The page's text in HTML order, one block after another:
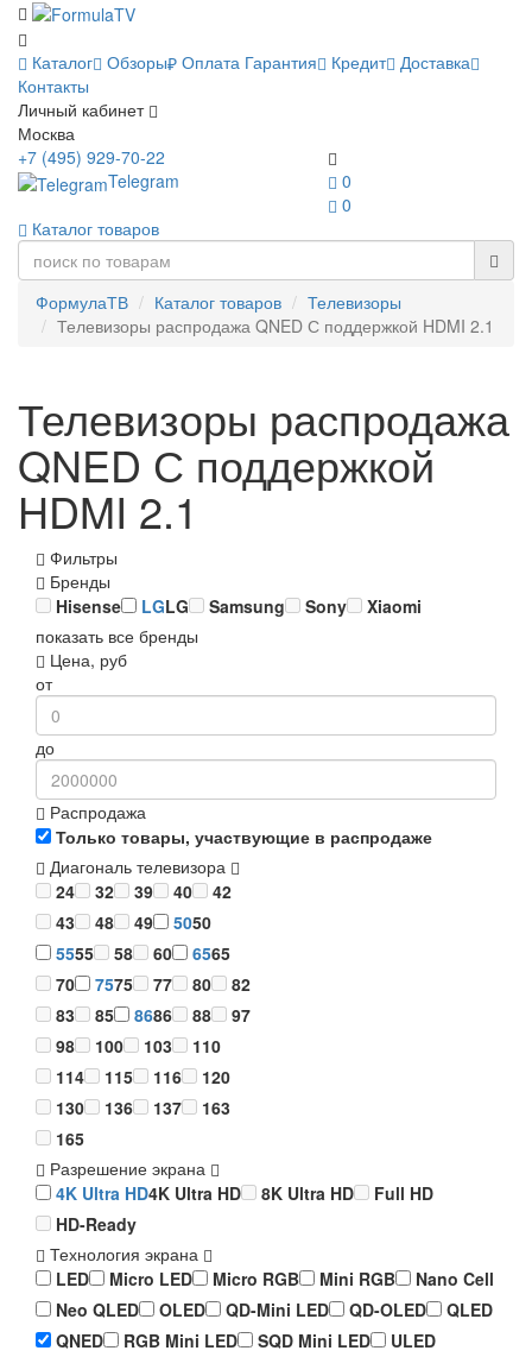
Каталог Обзоры Оплата Гарантия Кредит Доставка
Контакты
Личный кабинет
Москва
0
0
+7 (495) 929-70-22
Telegram
Каталог товаров
ФормулаТВ Каталог товаров
Телевизоры
Телевизоры распродажа QNED С поддержкой HDMI 2.1
Телевизоры распродажа
QNED С поддержкой
HDMI 2.1
Фильтры
Бренды
Hisense
LGLG Samsung Sony
Xiaomi
показать все бренды
Цена, руб
от
до
Распродажа
Только товары, участвующие в распродаже
Диагональ телевизора
24
32 39 40
42
43
48 49 5050
5555 58 60 6565
70
7575 77 80
82
83
85 8686 88
97
98
100 103
110
114
115 116
120
130
136 137
163
165
Разрешение экрана
4K Ultra HD4K Ultra HD 8K Ultra HD
Full HD
HD-Ready
Технология экрана
LED
Micro LED Micro RGB Mini RGB
Nano Cell
Neo QLED
OLED QD-Mini LED QD-OLED
QLED
QNED
RGB Mini LED SQD Mini LED
ULED